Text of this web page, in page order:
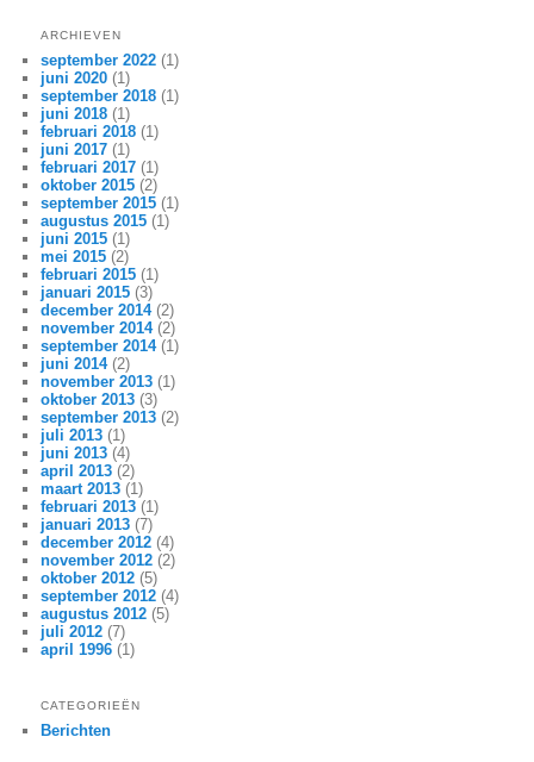
ARCHIEVEN
september 2022 (1)
juni 2020 (1)
september 2018 (1)
juni 2018 (1)
februari 2018 (1)
juni 2017 (1)
februari 2017 (1)
oktober 2015 (2)
september 2015 (1)
augustus 2015 (1)
juni 2015 (1)
mei 2015 (2)
februari 2015 (1)
januari 2015 (3)
december 2014(2)
november 2014(2)
september 2014(1)
juni 2014(2)
november 2013 (1)
oktober 2013 (3)
september 2013 (2)
juli 2013 (1)
juni 2013 (4)
april 2013 (2)
maart 2013 (1)
februari 2013 (1)
januari 2013 (7)
december 2012 (4)
november 2012 (2)
oktober 2012 (5)
september 2012 (4)
augustus 2012 (5)
juli 2012 (7)
april 1996 (1)
CATEGORIEËN
Berichten